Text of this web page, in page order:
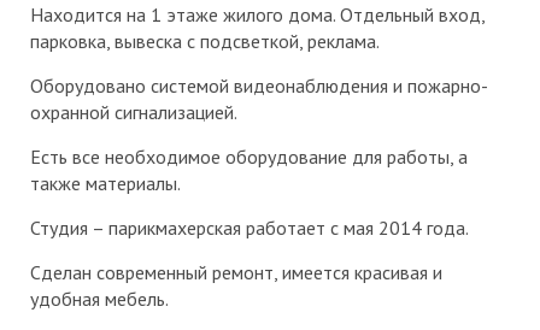
Находится на 1 этаже жилого дома. Отдельный вход,
парковка, вывеска с подсветкой, реклама.
Оборудовано системой видеонаблюдения и пожарно-
охранной сигнализацией.
Есть все необходимое оборудование для работы, а
также материалы.
Студия – парикмахерская работает с мая 2014 года.
Сделан современный ремонт, имеется красивая и
удобная мебель.